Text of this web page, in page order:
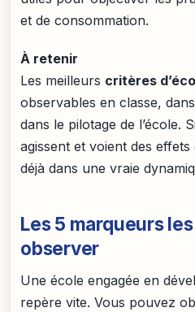
et de consommation.
À retenir
Les meilleurs critères
observables en classe,
dans le pilotage de l’école.
agissent et voient des
déjà dans une vraie
Les 5 marqueurs
observer
Une école engagée en
repère vite. Vous pouvez